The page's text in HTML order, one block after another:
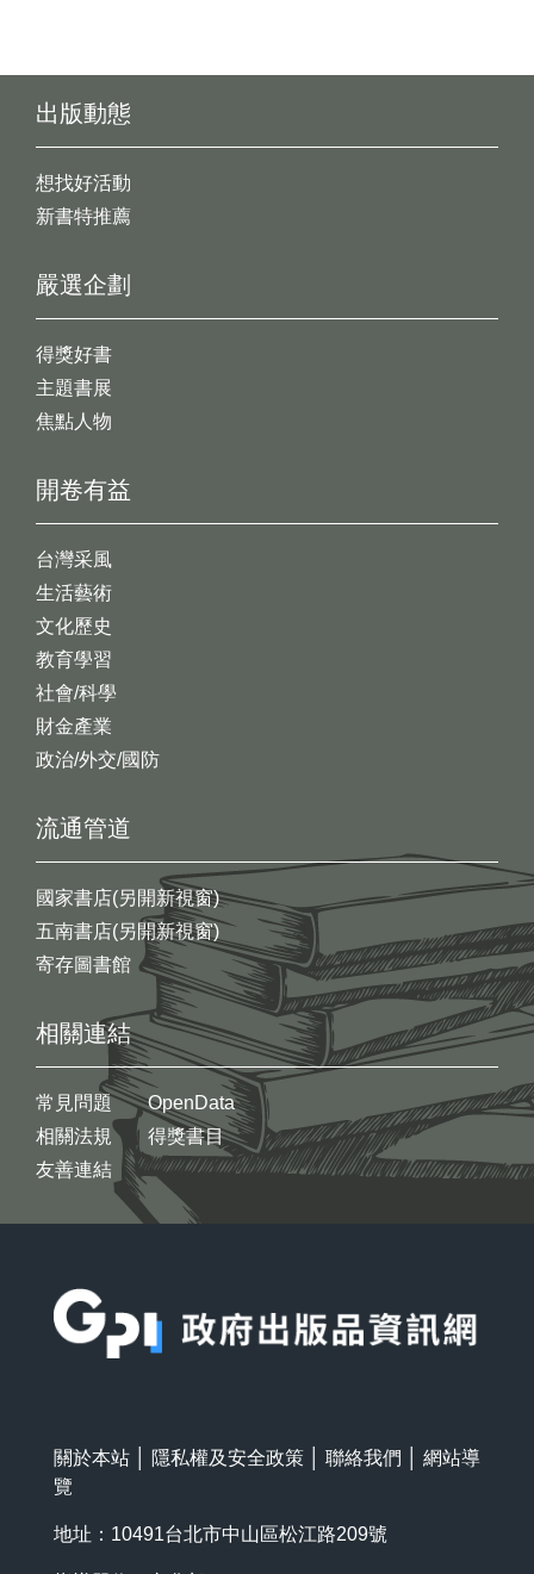
出版動態
想找好活動
新書特推薦
開卷有益
台灣采風
生活藝術
文化歷史
教育學習
社會/科學
財金產業
政治/外交/國防
嚴選企劃
得獎好書
主題書展
焦點人物
流通管道
國家書店(另開新視窗)
五南書店(另開新視窗)
寄存圖書館
相關連結
常見問題
相關法規
友善連結
OpenData
得獎書目
關於本站 隱私權及安全政策 聯絡我們
網站導
覽
地址：10491台北市中山區松江路209號